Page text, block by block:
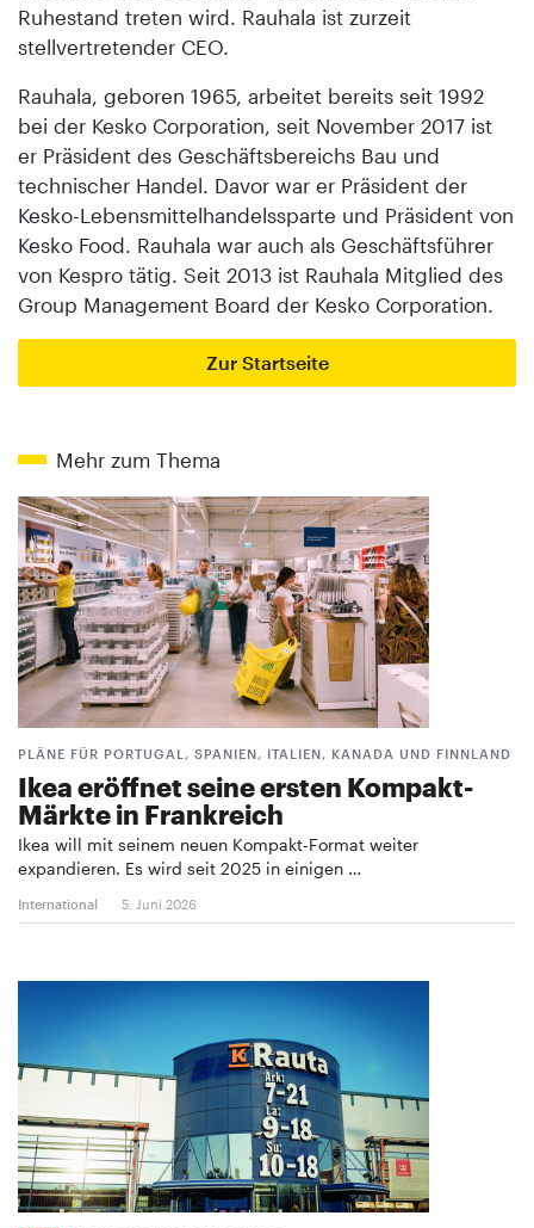
Ruhestand treten wird. Rauhala ist zurzeit
stellvertretender CEO.
Rauhala, geboren 1965, arbeitet bereits seit 1992
bei der Kesko Corporation, seit November 2017 ist
er Präsident des Geschäftsbereichs Bau und
technischer Handel. Davor war er Präsident der
Kesko-Lebensmittelhandelssparte und Präsident von
Kesko Food. Rauhala war auch als Geschäftsführer
von Kespro tätig. Seit 2013 ist Rauhala Mitglied des
Group Management Board der Kesko Corporation.
Zur Startseite
Mehr zum Thema
PLÄNE FÜR PORTUGAL, SPANIEN, ITALIEN, KANADA UND FINNLAND
Ikea eröffnet seine ersten Kompakt-
Märkte in Frankreich
Ikea will mit seinem neuen Kompakt-Format weiter
expandieren. Es wird seit 2025 in einigen …
International 5. Juni 2026